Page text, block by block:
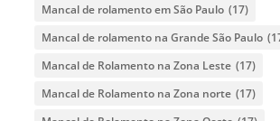
Mancal de rolamento em São Paulo (17)
Mancal de rolamento na Grande São Paulo
Mancal de Rolamento na Zona Leste (17)
Mancal de Rolamento na Zona norte (17)